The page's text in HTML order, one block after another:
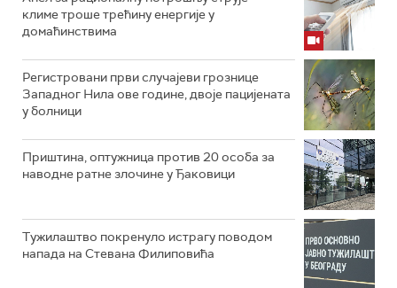
климе троше трећину енергије у
домаћинствима
Регистровани први случајеви грознице
Западног Нила ове године, двоје пацијената
у болници
Приштина, оптужница против 20 особа за
наводне ратне злочине у Ђаковици
Тужилаштво покренуло истрагу поводом
напада на Стевана Филиповића